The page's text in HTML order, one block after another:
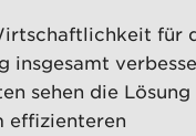
für
insgesamt
sehen die
effizienteren